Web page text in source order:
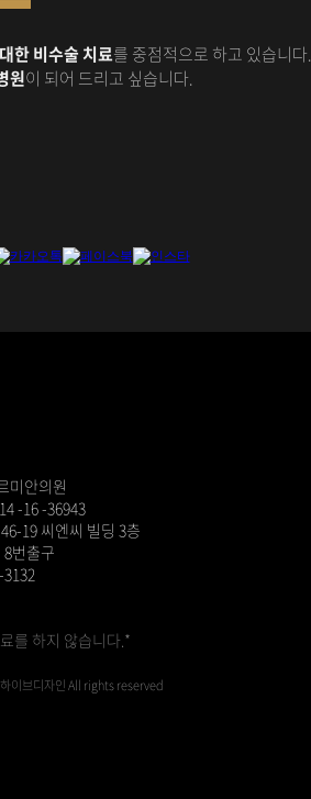
한 비수술 치료를 중점적으로 하고 있습니다.
원이 되어 드리고 싶습니다.
미안의원
-16 -36943
19 씨엔씨 빌딩 3층
번출구
를 하지 않습니다.*
이브디자인 All rights reserved